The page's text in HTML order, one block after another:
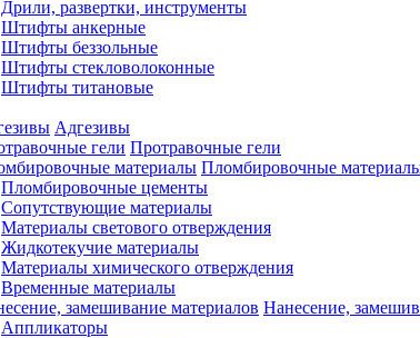
Дрили, развертки, инструменты
Штифты анкерные
Штифты беззольные
Штифты стекловолоконные
Штифты титановые
Адгезивы
Протравочные гели
Пломбировочные
Пломбировочные цементы
Сопутствующие материалы
Материалы светового отверждения
Жидкотекучие материалы
Материалы химического отверждения
Временные материалы
Нанесение,
Аппликаторы